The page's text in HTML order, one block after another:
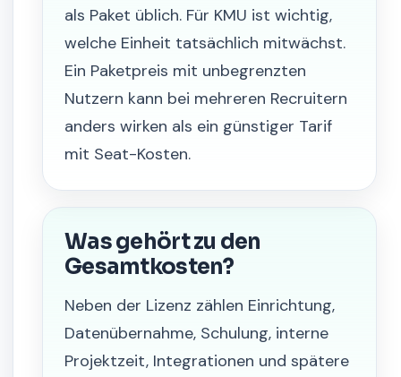
als Paket üblich. Für KMU ist wichtig,
welche Einheit tatsächlich mitwächst.
Ein Paketpreis mit unbegrenzten
Nutzern kann bei mehreren Recruitern
anders wirken als ein günstiger Tarif
mit Seat-Kosten.
Was gehört zu den
Gesamtkosten?
Neben der Lizenz zählen Einrichtung,
Datenübernahme, Schulung, interne
Projektzeit, Integrationen und spätere